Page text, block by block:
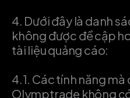
4. Dưới đây là danh
không được đề cập
tài liệu quảng cáo:
4.1. Các tính năng mà
Olymptrade không